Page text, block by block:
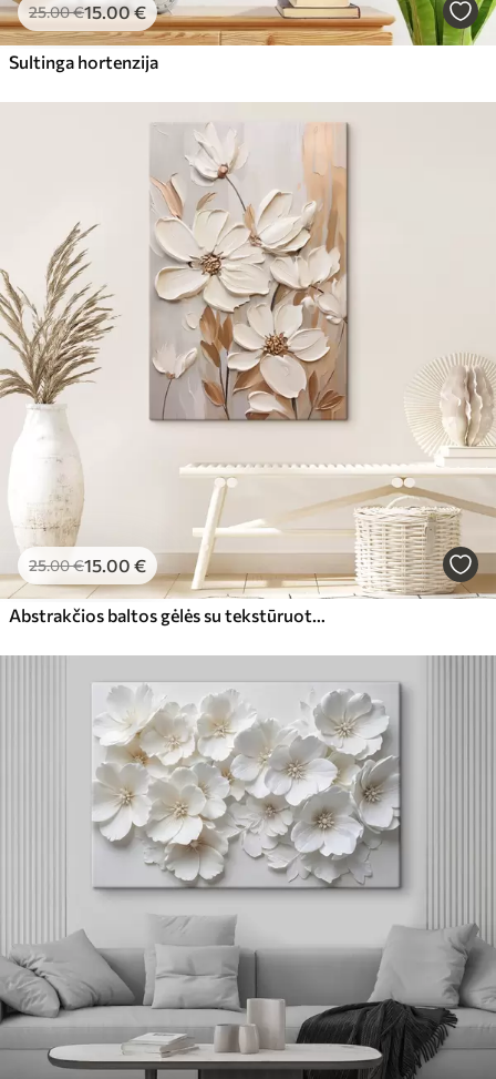
25.00€15.00€
Sultinga hortenzija
25.00€15.00 €
Abstrakčios baltos gėlės su tekstūruotais žiedlapiais, neutraliame fone su subtiliais teptuko potėpiais.